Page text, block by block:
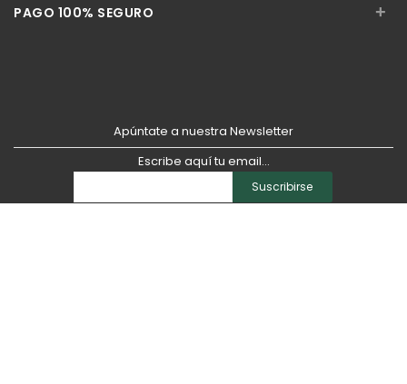
PAGO 100% SEGURO +
Apúntate a nuestra Newsletter
Escribe aquí tu email...
Suscribirse